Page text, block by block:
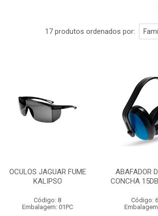
17 produtos ordenados por:
OCULOS JAGUAR FUME
KALIPSO
Código: 8
Embalagem: 01PC
ABAFADOR
CONCHA
Código: